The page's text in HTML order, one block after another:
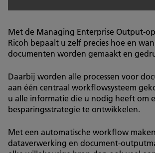
Met de Managing Enterprise Output-
Ricoh bepaalt u zelf precies hoe en
documenten worden gemaakt en
Daarbij worden alle processen voor
aan één centraal workflowsysteem
u alle informatie die u nodig heeft om
besparingsstrategie te ontwikkelen.
Met een automatische workflow
dataverwerking en document-